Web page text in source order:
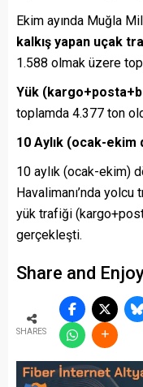
Ekim ayında Muğla
kalkış yapan uçak
1.588 olmak üzere
Yük
toplamda 4.377 ton
10 Aylık (ocak-
10 aylık (ocak-ekim)
Havalimanı’nda
yük trafiği
gerçekleşti.
Share and
SHARES